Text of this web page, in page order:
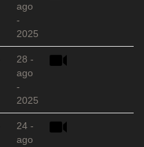
ago
-
2025
28 -
ago
-
2025
24 -
ago